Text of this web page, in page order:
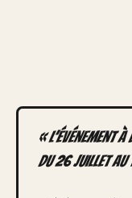
« L’événement
du 26 juillet au